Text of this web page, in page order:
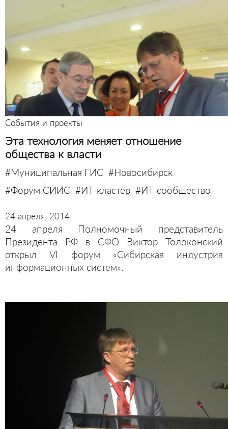
События и проекты
Эта технология меняет отношение
общества к власти
#Муниципальная ГИС #Новосибирск
#Форум СИИС #ИТ-кластер #ИТ-сообщество
24 апреля, 2014
24 апреля Полномочный представитель
Президента РФ в СФО Виктор Толоконский
открыл VI форум «Сибирская индустрия
информационных систем».